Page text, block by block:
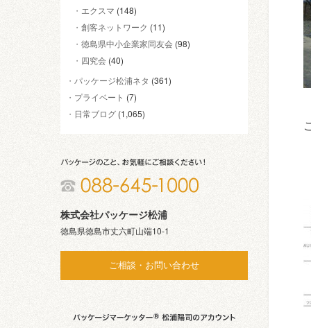
エクスマ (148)
創客ネットワーク (11)
徳島県中小企業家同友会 (98)
四究会 (40)
パッケージ松浦ネタ (361)
プライベート (7)
日常ブログ (1,065)
株式会社パッケージ松浦
徳島県徳島市丈六町山端10-1
ご相談・お問い合わせ